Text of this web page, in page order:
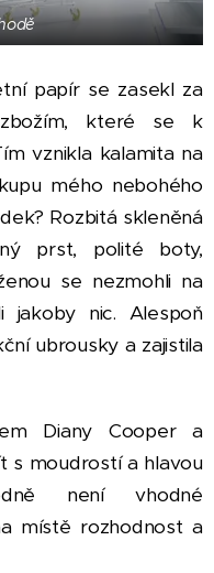
papír se zasekl za
které se k
vznikla kalamita na
mého nebohého
Rozbitá skleněná
prst, polité boty,
se nezmohli na
jakoby nic. Alespoň
ubrousky a zajistila
Diany Cooper a
s moudrostí a hlavou
není vhodné
místě rozhodnost a